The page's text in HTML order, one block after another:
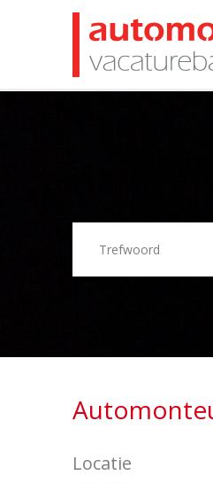
Locatie